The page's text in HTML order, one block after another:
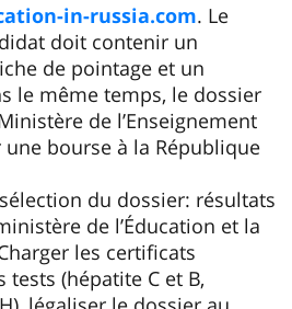
in-russia.com. Le
doit contenir un
de pointage et un
le même temps, le dossier
de l’Enseignement
bourse à la République
du dossier: résultats
de l’Éducation et la
les certificats
tests (hépatite C et B,